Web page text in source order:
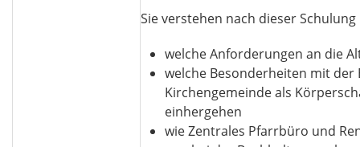
Sie verstehen nach dieser Schulung
welche Anforderungen an die
welche Besonderheiten mit der
Kirchengemeinde als
einhergehen
wie Zentrales Pfarrbüro und